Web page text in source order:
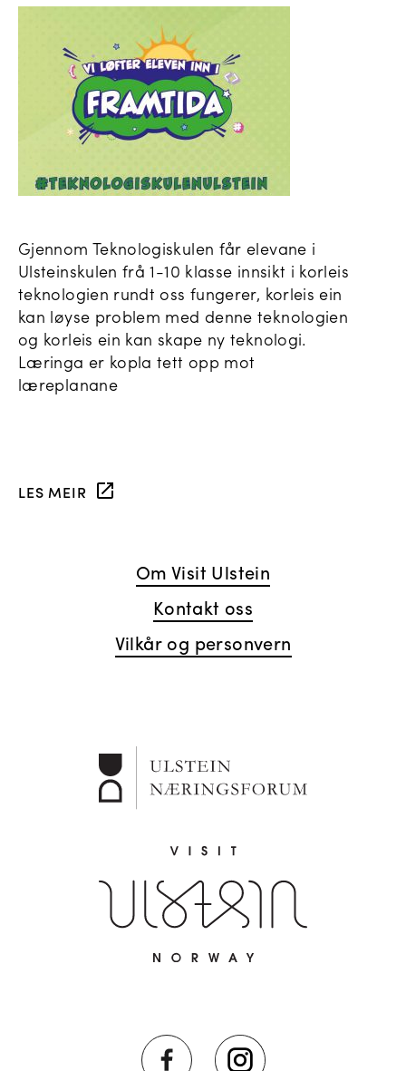
Gjennom Teknologiskulen får elevane i
Ulsteinskulen frå 1-10 klasse innsikt i korleis
teknologien rundt oss fungerer, korleis ein
kan løyse problem med denne teknologien
og korleis ein kan skape ny teknologi.
Læringa er kopla tett opp mot
læreplanane
LES MEIR
Om Visit Ulstein
Kontakt oss
Vilkår og personvern